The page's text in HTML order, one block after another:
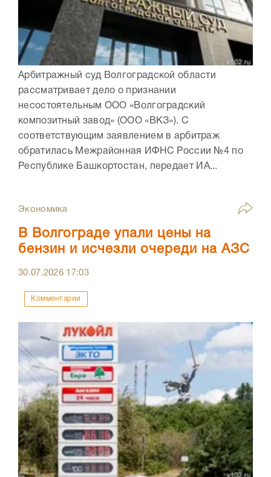
Арбитражный суд Волгоградской области
рассматривает дело о признании
несостоятельным ООО «Волгоградский
композитный завод» (ООО «ВКЗ»). С
соответствующим заявлением в арбитраж
обратилась Межрайонная ИФНС России №4 по
Республике Башкортостан, передает ИА...
Экономика
В Волгограде упали цены на
бензин и исчезли очереди на АЗС
30.07.2026 17:03
Комментарии